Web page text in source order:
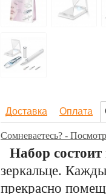
Доставка Оплата
Сомневаетесь? -
Набор состоит
зеркальце.
прекрасно